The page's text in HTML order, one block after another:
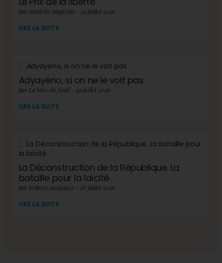
par Scarlette Magazine - 29 juillet 2026
LIRE LA SUITE
Adyayéno, si on ne le voit pas
par La Voix du Nord - 29 juillet 2026
LIRE LA SUITE
La Déconstruction de la République. La
bataille pour la laïcité
par lectures.suzannees - 28 juillet 2026
LIRE LA SUITE